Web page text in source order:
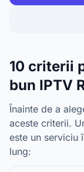
10 criterii
bun IPTV
Înainte de a
aceste criterii.
este un serviciu
lung: